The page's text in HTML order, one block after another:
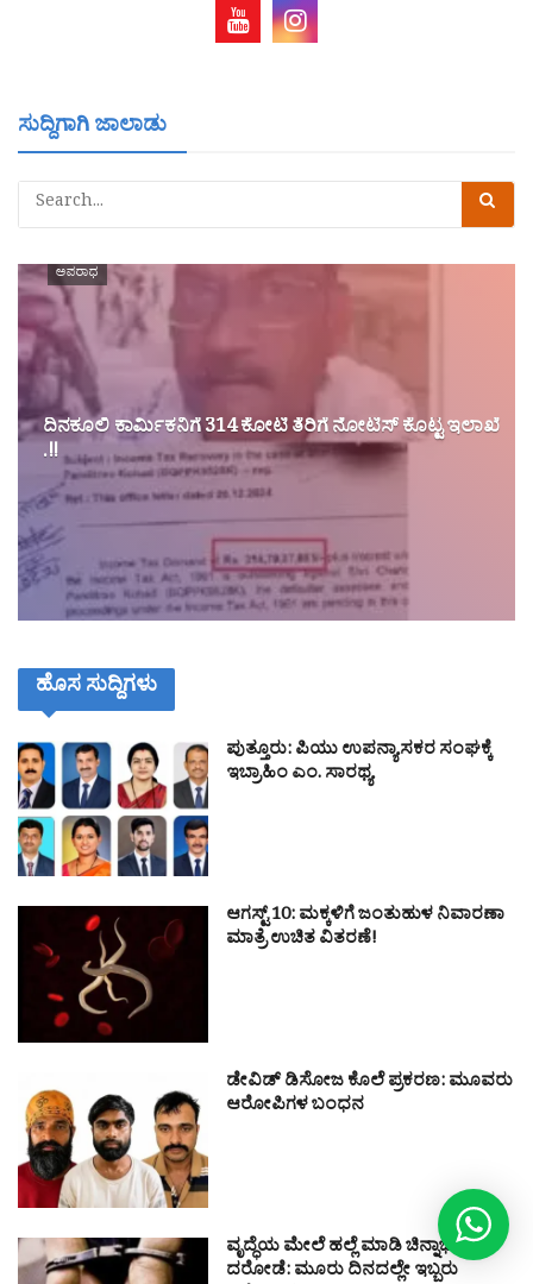
ಸುದ್ದಿಗಾಗಿ ಜಾಲಾಡು
ಅಪರಾಧ
ದಿನಕೂಲಿ ಕಾರ್ಮಿಕನಿಗೆ 314 ಕೋಟಿ ತೆರಿಗೆ ನೋಟಿಸ್‌ ಕೊಟ್ಟ ಇಲಾಖೆ
.!!
ಹೊಸ ಸುದ್ದಿಗಳು
ಪುತ್ತೂರು: ಪಿಯು ಉಪನ್ಯಾಸಕರ ಸಂಘಕ್ಕೆ
ಇಬ್ರಾಹಿಂ ಎಂ. ಸಾರಥ್ಯ
ಆಗಸ್ಟ್ 10: ಮಕ್ಕಳಿಗೆ ಜಂತುಹುಳ ನಿವಾರಣಾ
ಮಾತ್ರೆ ಉಚಿತ ವಿತರಣೆ!
ಡೇವಿಡ್ ಡಿಸೋಜ ಕೊಲೆ ಪ್ರಕರಣ: ಮೂವರು
ಆರೋಪಿಗಳ ಬಂಧನ
ವೃದ್ಧೆಯ ಮೇಲೆ ಹಲ್ಲೆ ಮಾಡಿ ಚಿನ್ನಾಭರಣ
ದರೋಡೆ: ಮೂರು ದಿನದಲ್ಲೇ ಇಬ್ಬರು